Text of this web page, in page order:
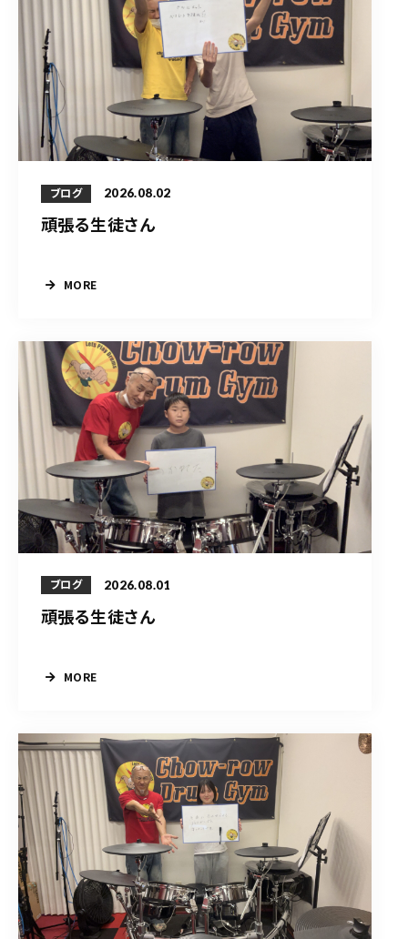
ブログ 2026.08.02
頑張る生徒さん
MORE
ブログ 2026.08.01
頑張る生徒さん
MORE